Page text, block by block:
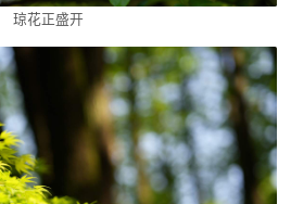
琼花正盛开